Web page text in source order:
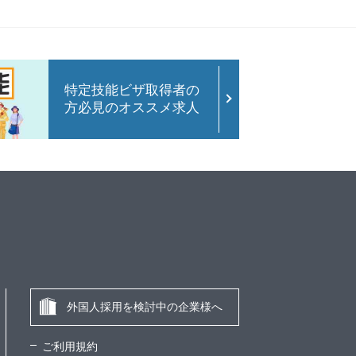
特定技能ビザ取得者の
方必見のオススメ求人
外国人採用を検討中の企業様へ
ご利用規約